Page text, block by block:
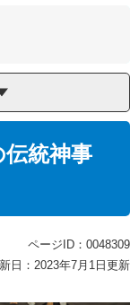
統神事
ページID：0048309
日：2023年7月1日更新